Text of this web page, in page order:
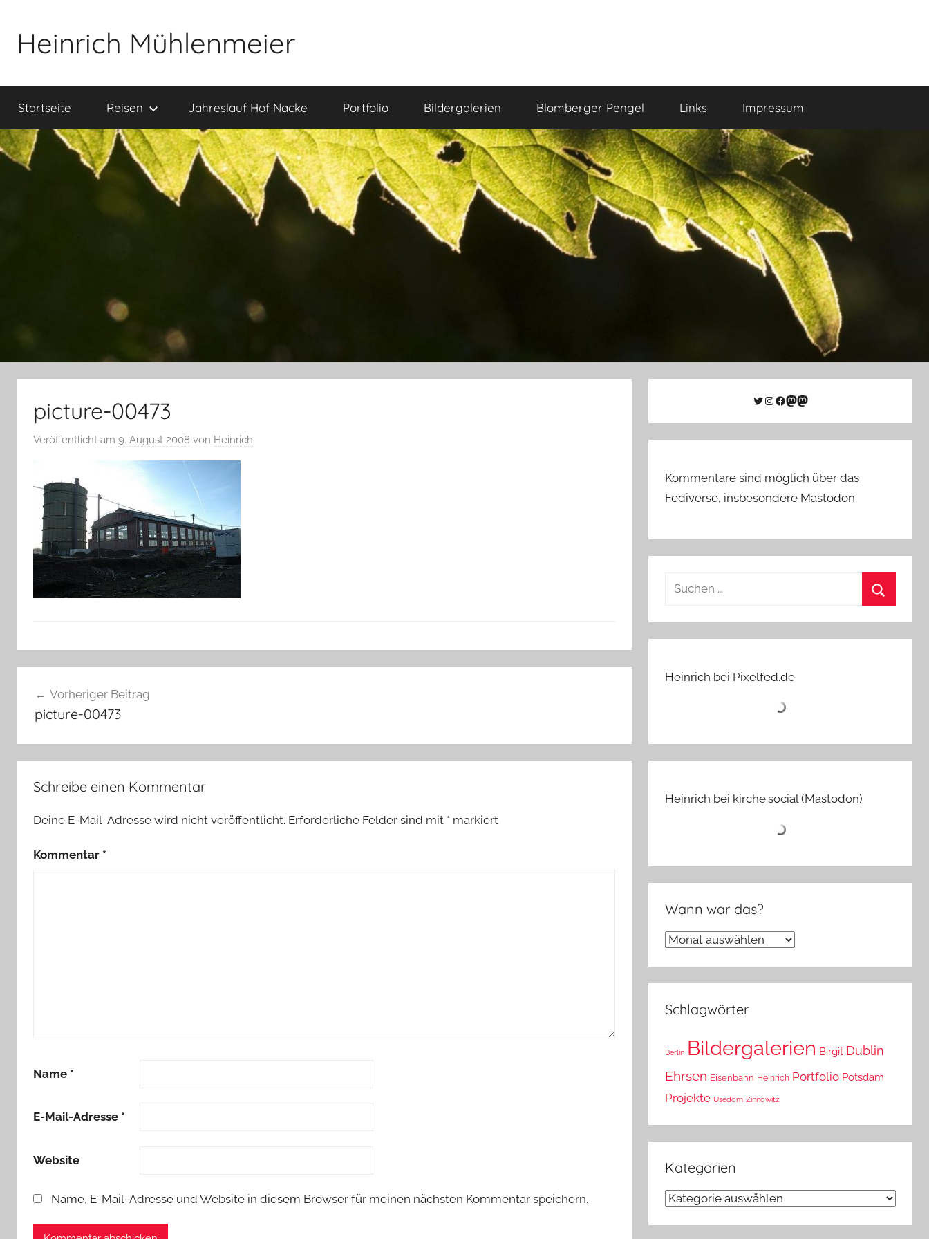
springen
Heinrich Mühlenmeier
zu
Glauben,
Fotografie,
…
Startseite Reisen Jahreslauf Hof Nacke Portfolio Bildergalerien Blomberger Pengel Links Impressum
picture-00473
Veröffentlicht am 9. August 2008 von Heinrich
Vorheriger Beitrag
picture-00473
Schreibe einen Kommentar
Deine E-Mail-Adresse wird nicht veröffentlicht. Erforderliche Felder sind mit * markiert
Kommentar *
Name *
E-Mail-Adresse *
Website
Name, E-Mail-Adresse und Website in diesem Browser für meinen nächsten Kommentar speichern.
Twitter
Instagram
Facebook
Link zu Mastodon
Mastodon
Kommentare sind möglich über das
Fediverse, insbesondere Mastodon.
Suchen
Heinrich bei Pixelfed.de
Heinrich bei kirche.social (Mastodon)
Wann war das?
Wann
Schlagwörter
Berlin Bildergalerien Birgit Dublin
Ehrsen Eisenbahn Heinrich Portfolio Potsdam
Projekte Usedom Zinnowitz
Kategorien
Kategorien